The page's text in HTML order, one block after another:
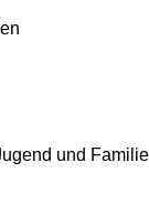
und Familie